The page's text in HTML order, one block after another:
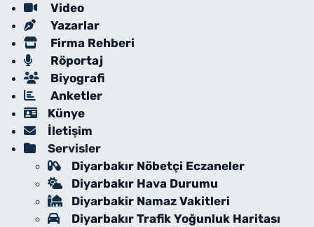
Video
Yazarlar
Firma Rehberi
Röportaj
Biyografi
Anketler
Künye
İletişim
Servisler
Diyarbakır Nöbetçi Eczaneler
Diyarbakır Hava Durumu
Diyarbakir Namaz Vakitleri
Diyarbakır Trafik Yoğunluk Haritası